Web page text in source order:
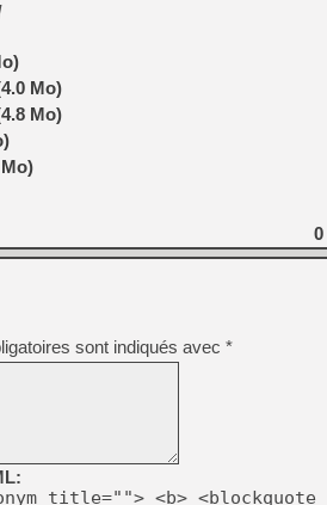
[Mo5] Brickboy cherche à
[GK] Minecraft et ses «
[GK] Beast of
[GK] Mémoire cash -
[GK] Dan Houser (GTA)
[GK] Comment EA Sports
[GK] Crimson Moon : un
[GK] Isle of Reveries : le
[GK] Moonlighter 2 : The
[GK] Capcom relance
[Mo5] Deux inédits du
[LTF] Eté 2026 - Séquence 6
Mo)
Mo)
0
sont indiqués avec *
title=""> <b> <blockquote